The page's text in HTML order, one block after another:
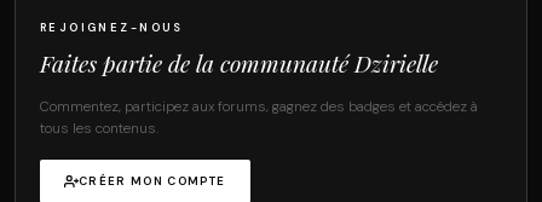
REJOIGNEZ-NOUS
Faites partie de la communauté Dzirielle
Commentez, participez aux forums, gagnez des badges et accédez à
tous les contenus.
CRÉER MON COMPTE